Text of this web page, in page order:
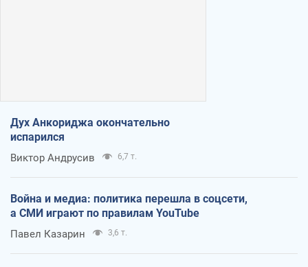
Дух Анкориджа окончательно
испарился
Виктор Андрусив 6,7 т.
Война и медиа: политика перешла в соцсети,
а СМИ играют по правилам YouTube
Павел Казарин 3,6 т.